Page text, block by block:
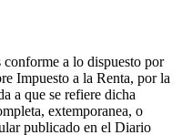
conforme a lo dispuesto por
Impuesto a la Renta, por la
a que se refiere dicha
extemporanea, o
publicado en el Diario